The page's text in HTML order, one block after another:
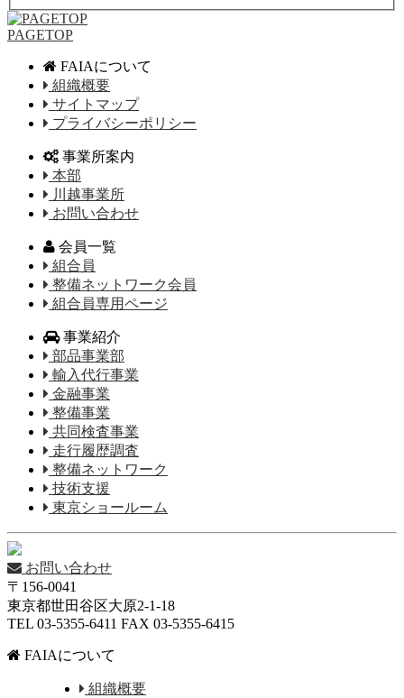
PAGETOP
FAIAについて
組織概要
サイトマップ
プライバシーポリシー
事業所案内
本部
川越事業所
お問い合わせ
会員一覧
組合員
整備ネットワーク会員
組合員専用ページ
事業紹介
部品事業部
輸入代行事業
金融事業
整備事業
共同検査事業
走行履歴調査
整備ネットワーク
技術支援
東京ショールーム
お問い合わせ
〒156-0041
東京都世田谷区大原2-1-18
TEL 03-5355-6411 FAX 03-5355-6415
FAIAについて
組織概要